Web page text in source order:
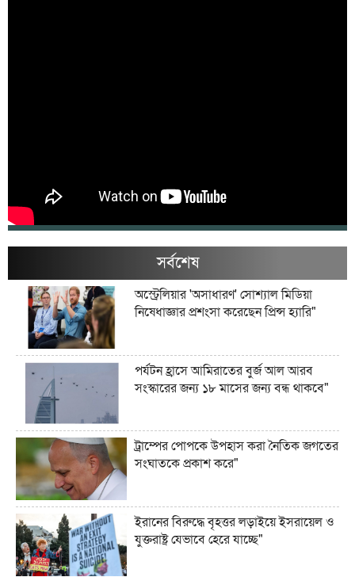
সর্বশেষ
অস্ট্রেলিয়ার 'অসাধারণ' সোশ্যাল মিডিয়া
নিষেধাজ্ঞার প্রশংসা করেছেন প্রিন্স হ্যারি"
পর্যটন হ্রাসে আমিরাতের বুর্জ আল আরব
সংস্কারের জন্য ১৮ মাসের জন্য বন্ধ থাকবে"
ট্রাম্পের পোপকে উপহাস করা নৈতিক জগতের
সংঘাতকে প্রকাশ করে"
ইরানের বিরুদ্ধে বৃহত্তর লড়াইয়ে ইসরায়েল ও
যুক্তরাষ্ট্র যেভাবে হেরে যাচ্ছে"